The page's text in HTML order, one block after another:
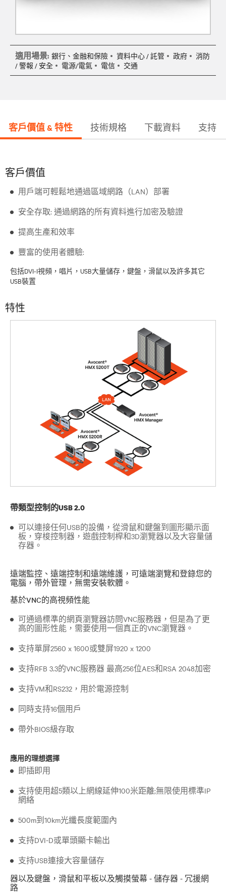
適用場景: 銀行、金融和保險 資料中心 / 託管 政府
消防
/ 警報 / 安全
電源/電氣 電信 交通
客戶價值 & 特性 技術規格 下載資料 支持
客戶價值
用戶端可輕鬆地通過區域網路（LAN）部署
安全存取: 通過網路的所有資料進行加密及驗證
提高生產和效率
豐富的使用者體驗:
包括DVI-I視頻，唱片，USB大量儲存，鍵盤，滑鼠以及許多其它
USB裝置
特性
帶類型控制的USB 2.0
可以連接任何USB的設備，從滑鼠和鍵盤到圖形顯示面
板，穿梭控制器，遊戲控制桿和3D瀏覽器以及大容量儲
存器。
遠端監控、遠端控制和遠端維護，可遠端瀏覽和登錄您的
電腦，帶外管理，無需安裝軟體。
基於VNC的高視頻性能
可通過標準的網頁瀏覽器訪問VNC服務器，但是為了更
高的圖形性能，需要使用一個真正的VNC瀏覽器。
支持單屏2560 x 1600或雙屏1920 x 1200
支持RFB 3.3的VNC服務器 最高256位AES和RSA 2048加密
支持VM和RS232，用於電源控制
同時支持16個用戶
帶外BIOS級存取
應用的理想選擇
即插即用
支持使用超5類以上網線延伸100米距離;無限使用標準IP
網絡
500m到10km光纖長度範圍內
支持DVI-D或單頭顯卡輸出
支持USB連接大容量儲存
器以及鍵盤，滑鼠和平板以及觸摸螢幕 - 儲存器 - 冗援網
路